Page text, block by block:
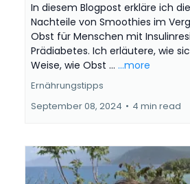
In diesem Blogpost erkläre ich
Nachteile von Smoothies im
Obst für Menschen mit
Prädiabetes. Ich erläutere, wie
Weise, wie Obst ... ...more
Ernährungstipps
September 08, 2024 • 4 min read